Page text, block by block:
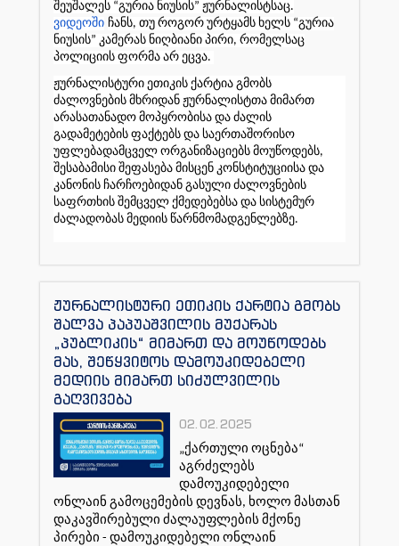
შეუშალეს “გურია ნიუსის” ჟურნალისტსაც.
ვიდეოში ჩანს, თუ როგორ ურტყამს ხელს “გურია
ნიუსის” კამერას ნიღბიანი პირი, რომელსაც
პოლიციის ფორმა არ ეცვა.
ჟურნალისტური ეთიკის ქარტია გმობს
ძალოვნების მხრიდან ჟურნალისტთა მიმართ
არასათანადო მოპყრობისა და ძალის
გადამეტების ფაქტებს და საერთაშორისო
უფლებადამცველ ორგანიზაციებს მოუწოდებს,
შესაბამისი შეფასება მისცენ კონსტიტუციისა და
კანონის ჩარჩოებიდან გასული ძალოვნების
საფრთხის შემცველ ქმედებებსა და სისტემურ
ძალადობას მედიის წარნმომადგენლებზე.
ჟურნალისტური ეთიკის ქარტია გმობს
შალვა პაპუაშვილის მუქარას
„პუბლიკის“ მიმართ და მოუწოდებს
მას, შეწყვიტოს დამოუკიდებელი
მედიის მიმართ სიძულვილის
გაღვივება
02.02.2025
„ქართული ოცნება“
აგრძელებს
დამოუკიდებელი
ონლაინ გამოცემების დევნას, ხოლო მასთან
დაკავშირებული ძალაუფლების მქონე
პირები - დამოუკიდებელი ონლაინ